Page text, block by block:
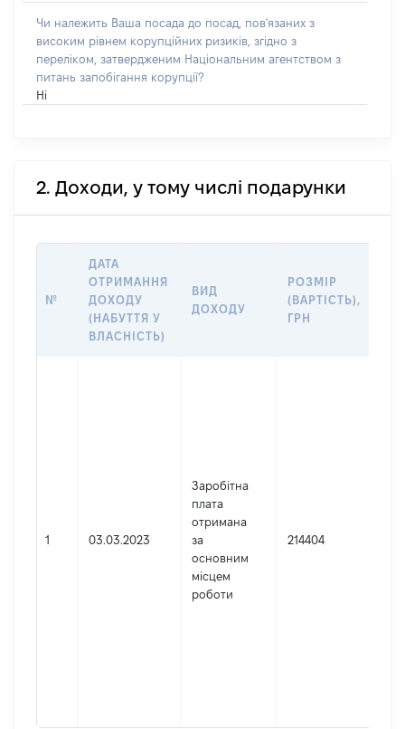
Чи належить Ваша посада до посад, пов'язаних з
високим рівнем корупційних ризиків, згідно з
переліком, затвердженим Національним агентством з
питань запобігання корупції?
Ні
2. Доходи, у тому числі подарунки
№
ДАТА
ОТРИМАННЯ
ДОХОДУ
(НАБУТТЯ У
ВЛАСНІСТЬ)
ВИД
ДОХОДУ
РОЗМІР
(ВАРТІСТЬ),
ГРН
1 03.03.2023
Заробітна
плата
отримана
за
основним
місцем
роботи
214404